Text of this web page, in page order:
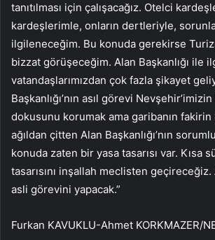
tanıtılması için çalışacağız. Otelci
kardeşlerimle, onların dertleriyle,
ilgileneceğim. Bu konuda gerekirse
bizzat görüşeceğim. Alan Başkanlığı ile
vatandaşlarımızdan çok fazla şikayet
Başkanlığı’nın asıl görevi
dokusunu korumak ama garibanın
ağıldan çitten Alan Başkanlığı’nın
konuda zaten bir yasa tasarısı var. Kısa
tasarısını inşallah meclisten geçireceğiz.
asli görevini yapacak.”
Furkan KAVUKLU-Ahmet KORKMAZER/